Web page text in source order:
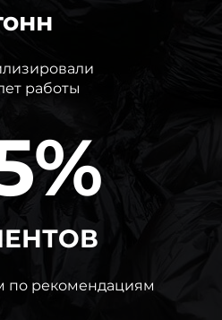
работы
по рекомендациям